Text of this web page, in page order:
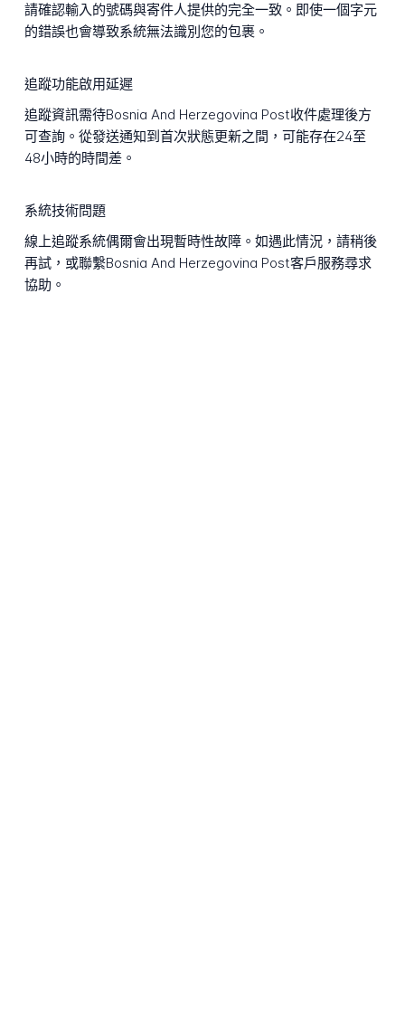
請確認輸入的號碼與寄件人提供的完全一致。即使一個字元
的錯誤也會導致系統無法識別您的包裹。
追蹤功能啟用延遲
追蹤資訊需待Bosnia And Herzegovina Post收件處理後方
可查詢。從發送通知到首次狀態更新之間，可能存在24至
48小時的時間差。
系統技術問題
線上追蹤系統偶爾會出現暫時性故障。如遇此情況，請稍後
再試，或聯繫Bosnia And Herzegovina Post客戶服務尋求
協助。